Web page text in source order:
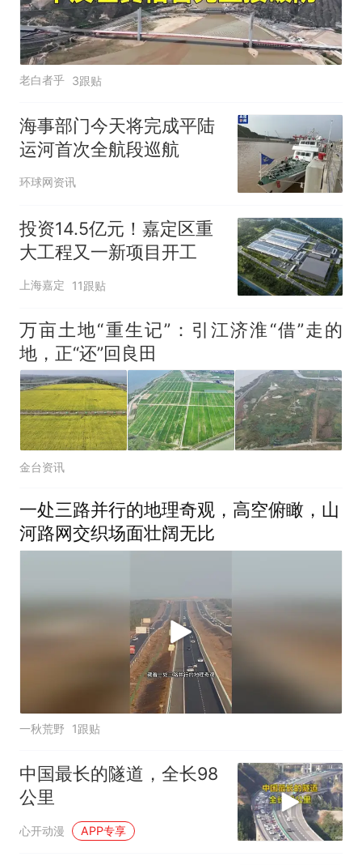
老白者乎 3跟贴
海事部门今天将完成平陆
运河首次全航段巡航
环球网资讯
投资14.5亿元！嘉定区重
大工程又一新项目开工
上海嘉定 11跟贴
万亩土地“重生记”：引江济淮“借”走的
地，正“还”回良田
金台资讯
一处三路并行的地理奇观，高空俯瞰，山
河路网交织场面壮阔无比
一秋荒野 1跟贴
中国最长的隧道，全长98
公里
心开动漫 APP专享